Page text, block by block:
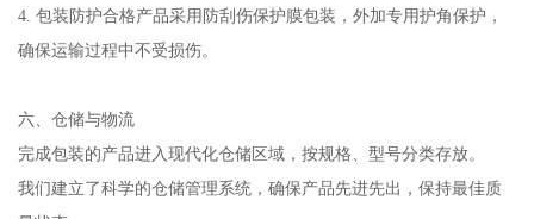
4. 包装防护合格产品采用防刮伤保护膜包装，外加专用护角保护，
确保运输过程中不受损伤。
六、仓储与物流
完成包装的产品进入现代化仓储区域，按规格、型号分类存放。
我们建立了科学的仓储管理系统，确保产品先进先出，保持最佳质